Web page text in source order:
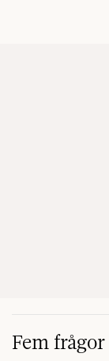
Fem frågor